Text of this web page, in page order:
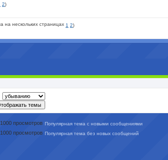
2)
1 2)
Популярная тема с новыми сообщениями
Популярная тема без новых сообщений